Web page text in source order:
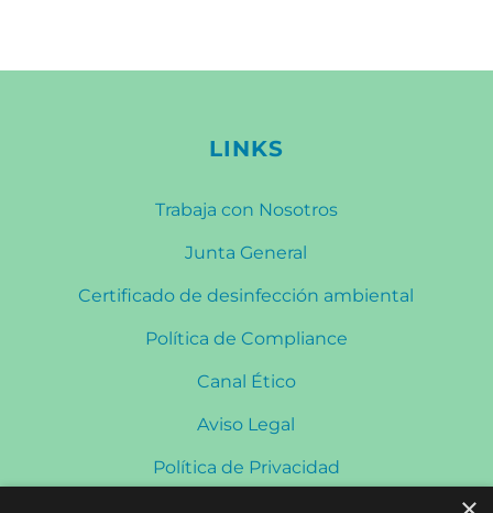
LINKS
Trabaja con Nosotros
Junta General
Certificado de desinfección ambiental
Política de Compliance
Canal Ético
Aviso Legal
Política de Privacidad